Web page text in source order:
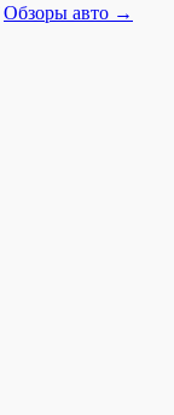
Обзоры авто →